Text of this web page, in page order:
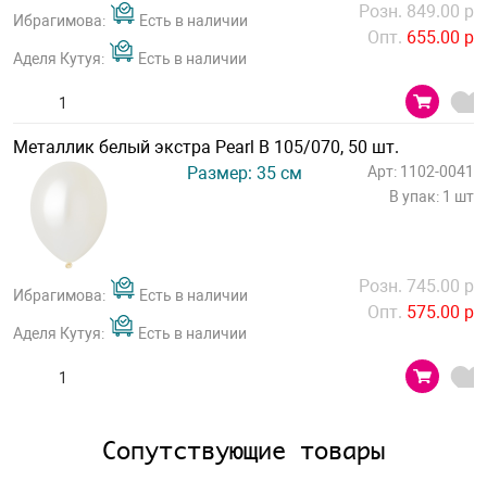
Ибрагимова: Есть в наличии
Аделя Кутуя: Есть в наличии
Розн. 849.00 р
Опт. 655.00 р
Металлик белый экстра Pearl В 105/070, 50 шт.
Размер: 35 см
Арт: 1102-0041
В упак: 1 шт
Ибрагимова: Есть в наличии
Аделя Кутуя: Есть в наличии
Розн. 745.00 р
Опт. 575.00 р
Сопутствующие товары